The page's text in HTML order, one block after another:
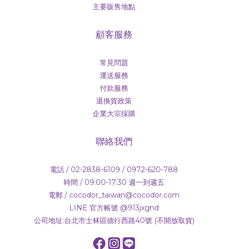
主要販售地點
顧客服務
常見問題
運送服務
付款服務
退換貨政策
企業大宗採購
聯絡我們
電話 / 02-2838-6109 / 0972-620-788
時間 / 09:00-17:30 週一到週五
電郵 / cocodor_taiwan@cocodor.com
LINE 官方帳號 @913jxgnd
公司地址:台北市士林區德行西路40號 (不開放取貨)